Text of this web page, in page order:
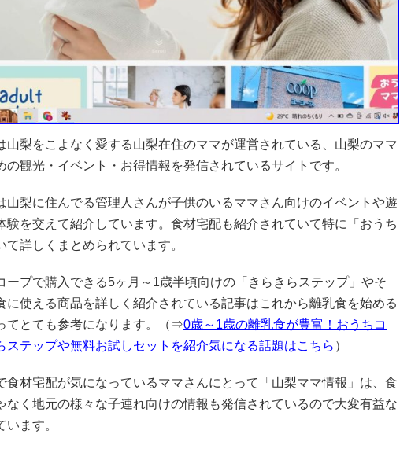
山梨をこよなく愛する山梨在住のママが運営されている、山梨のママ
の観光・イベント・お得情報を発信されているサイトです。
山梨に住んでる管理人さんが子供のいるママさん向けのイベントや遊
験を交えて紹介しています。食材宅配も紹介されていて特に「おうち
て詳しくまとめられています。
ープで購入できる5ヶ月～1歳半頃向けの「きらきらステップ」やそ
に使える商品を詳しく紹介されている記事はこれから離乳食を始める
てとても参考になります。（⇒0歳～1歳の離乳食が豊富！おうちコ
ステップや無料お試しセットを紹介気になる話題はこちら ）
食材宅配が気になっているママさんにとって「山梨ママ情報」は、食
なく地元の様々な子連れ向けの情報も発信されているので大変有益な
ます。